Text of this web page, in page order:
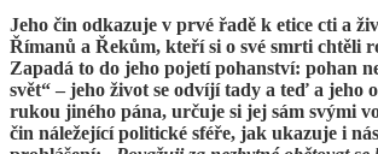
Jeho čin odkazuje v prvé řadě k etice cti a
Římanů a Řekům, kteří si o své smrti chtěli
Zapadá to do jeho pojetí pohanství: pohan
svět“ – jeho život se odvíjí tady a teď a jeho
rukou jiného pána, určuje si jej sám svými
čin náležející politické sféře, jak ukazuje i